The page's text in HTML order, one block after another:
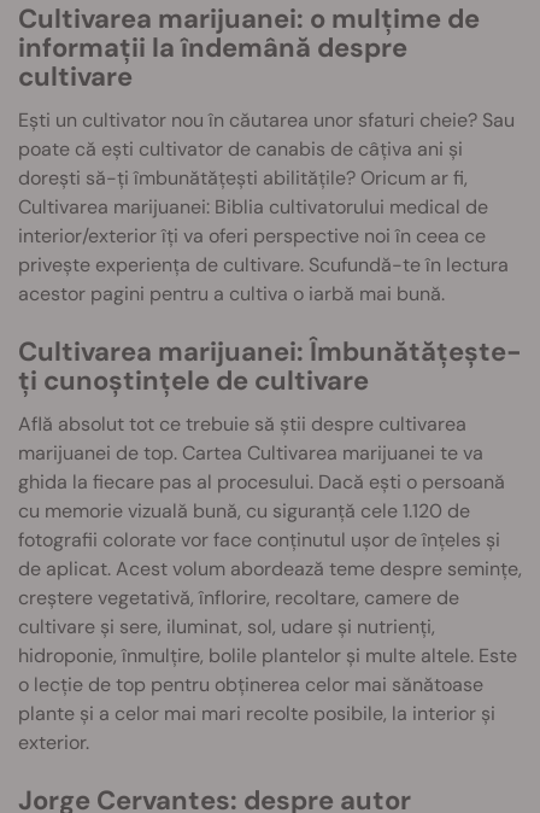
Cultivarea marijuanei: o mulțime de
informații la îndemână despre
cultivare
Ești un cultivator nou în căutarea unor sfaturi cheie? Sau
poate că ești cultivator de canabis de câțiva ani și
dorești să-ți îmbunătățești abilitățile? Oricum ar fi,
Cultivarea marijuanei: Biblia cultivatorului medical de
interior/exterior îți va oferi perspective noi în ceea ce
privește experiența de cultivare. Scufundă-te în lectura
acestor pagini pentru a cultiva o iarbă mai bună.
Cultivarea marijuanei: Îmbunătățește-
ți cunoștințele de cultivare
Află absolut tot ce trebuie să știi despre cultivarea
marijuanei de top. Cartea Cultivarea marijuanei te va
ghida la fiecare pas al procesului. Dacă ești o persoană
cu memorie vizuală bună, cu siguranță cele 1.120 de
fotografii colorate vor face conținutul ușor de înțeles și
de aplicat. Acest volum abordează teme despre semințe,
creștere vegetativă, înflorire, recoltare, camere de
cultivare și sere, iluminat, sol, udare și nutrienți,
hidroponie, înmulțire, bolile plantelor și multe altele. Este
o lecție de top pentru obținerea celor mai sănătoase
plante și a celor mai mari recolte posibile, la interior și
exterior.
Jorge Cervantes: despre autor